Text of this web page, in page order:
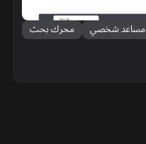
مساعد شخصي محرك بحث